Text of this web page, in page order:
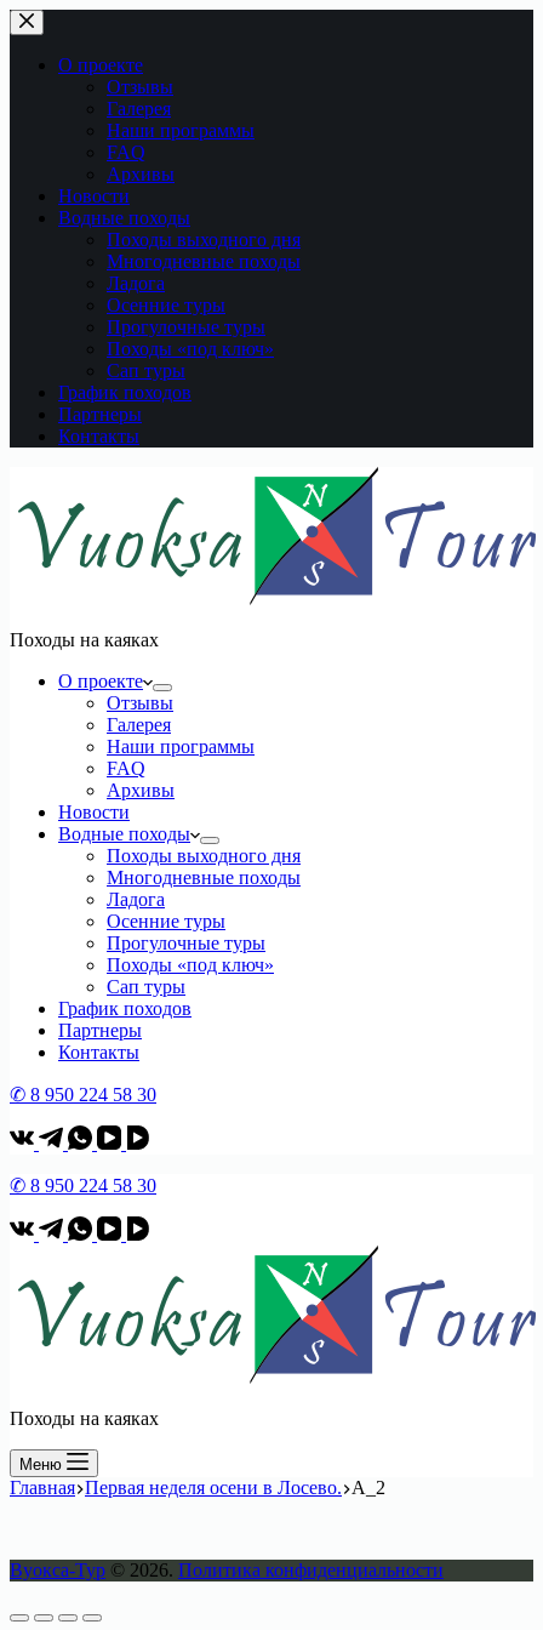
Перейти
к
сути
О проекте
Отзывы
Галерея
Наши программы
FAQ
Архивы
Новости
Водные походы
Походы выходного дня
Многодневные походы
Ладога
Осенние туры
Прогулочные туры
Походы «под ключ»
Сап туры
График походов
Партнеры
Контакты
Походы на каяках
О проекте
Отзывы
Галерея
Наши программы
FAQ
Архивы
Новости
Водные походы
Походы выходного дня
Многодневные походы
Ладога
Осенние туры
Прогулочные туры
Походы «под ключ»
Сап туры
График походов
Партнеры
Контакты
✆ 8 950 224 58 30
✆ 8 950 224 58 30
Походы на каяках
Меню
Главная Первая неделя осени в Лосево. А_2
Вуокса-Тур © 2026. Политика конфиденциальности